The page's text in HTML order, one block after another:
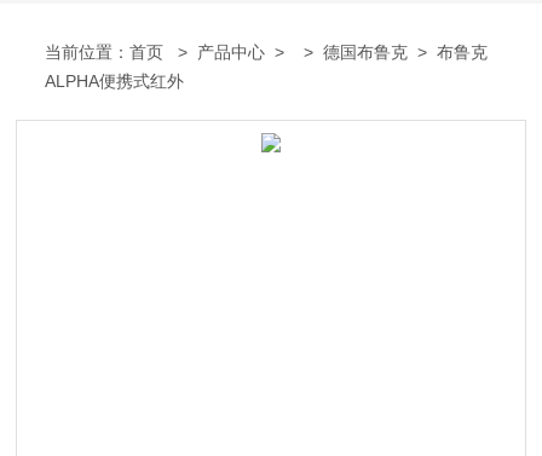
当前位置：首页 > 产品中心 > >德国布鲁克 > 布鲁克
ALPHA便携式红外